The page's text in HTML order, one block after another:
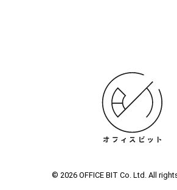
© 2026 OFFICE BIT Co. Ltd. All